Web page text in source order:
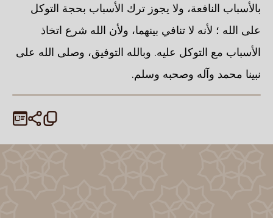
بالأسباب النافعة، ولا يجوز ترك الأسباب بحجة التوكل
على الله ؛ لأنه لا تنافي بينهما، ولأن الله شرع اتخاذ
الأسباب مع التوكل عليه. وبالله التوفيق، وصلى الله على
نبينا محمد وآله وصحبه وسلم.